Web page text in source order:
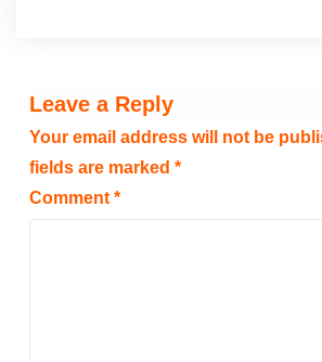
Leave a Reply
Your email address will not be
fields are marked *
Comment *